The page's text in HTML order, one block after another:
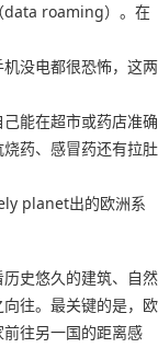
data roaming）。在
没电都很恐怖，这两
能在超市或药店准确
药、感冒药还有拉肚
planet出的欧洲系
史悠久的建筑、自然
往。最关键的是，欧
往另一国的距离感